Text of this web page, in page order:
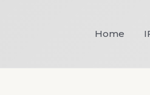
Home